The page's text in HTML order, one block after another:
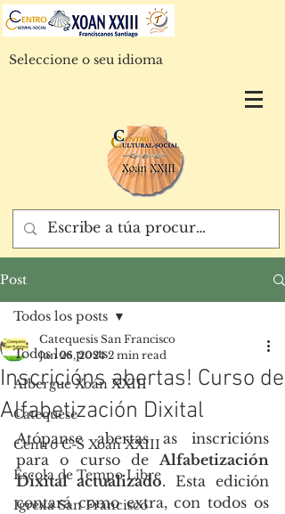
Seleccione o seu idioma
Post
Todos los posts
Albergue Xoán XXIII
Catequese
Centro C-S Xoán XXIII
Escola de Tempo Libre
Igrexa San Francisco
Todos los posts
Inscricións abertas! Curso de
Alfabetización Dixital
Catequesis San Francisco
Jan 26, 2024 2 min read
Atópanse abertas as inscricións
para o curso de Alfabetización
Dixital actualizado. Esta edición
contará como extra, con todos os